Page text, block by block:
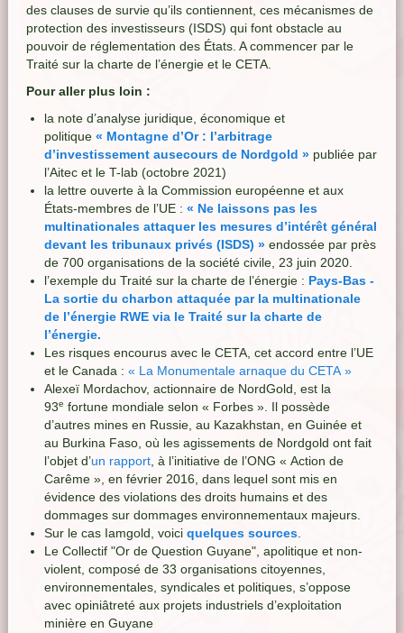
des clauses de survie qu’ils contiennent, ces mécanismes de
protection des investisseurs (ISDS) qui font obstacle au
pouvoir de réglementation des États. A commencer par le
Traité sur la charte de l’énergie et le CETA.
Pour aller plus loin :
la note d’analyse juridique, économique et
politique « Montagne d’Or : l’arbitrage
d’investissement ausecours de Nordgold »publiée par
l’Aitec et le T-lab (octobre 2021)
la lettre ouverte à la Commission européenne et aux
États-membres de l’UE : « Ne laissons pas les
multinationales attaquer les mesures d’intérêt général
devant les tribunaux privés (ISDS) »endossée par près
de 700 organisations de la société civile, 23 juin 2020.
l’exemple du Traité sur la charte de l’énergie : Pays-Bas -
La sortie du charbon attaquée par la multinationale
de l’énergie RWE via le Traité sur la charte de
l’énergie.
Les risques encourus avec le CETA, cet accord entre l’UE
et le Canada : « La Monumentale arnaque du CETA »
Alexeï Mordachov, actionnaire de NordGold, est la
93e fortune mondiale selon « Forbes ». Il possède
d’autres mines en Russie, au Kazakhstan, en Guinée et
au Burkina Faso, où les agissements de Nordgold ont fait
l’objet d’un rapport, à l’initiative de l’ONG « Action de
Carême », en février 2016, dans lequel sont mis en
évidence des violations des droits humains et des
dommages sur dommages environnementaux majeurs.
Sur le cas Iamgold, voici quelques sources.
Le Collectif "Or de Question Guyane", apolitique et non-
violent, composé de 33 organisations citoyennes,
environnementales, syndicales et politiques, s’oppose
avec opiniâtreté aux projets industriels d’exploitation
minière en Guyane